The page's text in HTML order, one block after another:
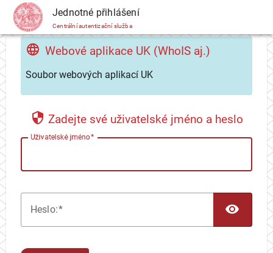
CAS Jednotné přihlášení
Centrální autentizační služba
Webové aplikace UK (WhoIS aj.)
Soubor webových aplikací UK
Zadejte své uživatelské jméno a heslo
Uživatelské jméno
Heslo: